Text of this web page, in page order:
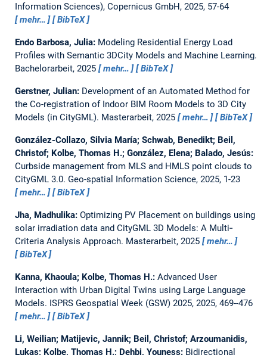
Information Sciences), Copernicus GmbH, 2025, 57-64
mehr…
BibTeX
Endo Barbosa, Julia: Modeling Residential Energy Load
Profiles with Semantic 3DCity Models and Machine Learning.
Bachelorarbeit, 2025 mehr… BibTeX
Gerstner, Julian: Development of an Automated Method for
the Co-registration of Indoor BIM Room Models to 3D City
Models (in CityGML). Masterarbeit, 2025 mehr… BibTeX
González-Collazo, Silvia María; Schwab, Benedikt; Beil,
Christof; Kolbe, Thomas H.; González, Elena; Balado, Jesús:
Curbside management from MLS and HMLS point clouds to
CityGML 3.0. Geo-spatial Information Science, 2025, 1-23
mehr…
BibTeX
Jha, Madhulika: Optimizing PV Placement on buildings using
solar irradiation data and CityGML 3D Models: A Multi‐
Criteria Analysis Approach. Masterarbeit, 2025
mehr…
BibTeX
Kanna, Khaoula; Kolbe, Thomas H.: Advanced User
Interaction with Urban Digital Twins using Large Language
Models. ISPRS Geospatial Week (GSW) 2025, 2025, 469--476
mehr…
BibTeX
Li, Weilian; Matijevic, Jannik; Beil, Christof; Arzoumanidis,
Lukas; Kolbe, Thomas H.; Dehbi, Youness: Bidirectional